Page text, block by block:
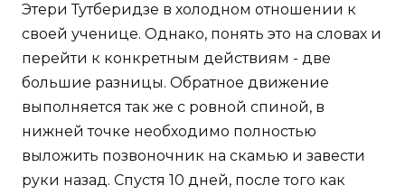
Этери Тутберидзе в холодном отношении к
своей ученице. Однако, понять это на словах и
перейти к конкретным действиям - две
большие разницы. Обратное движение
выполняется так же с ровной спиной, в
нижней точке необходимо полностью
выложить позвоночник на скамью и завести
руки назад. Спустя 10 дней, после того как